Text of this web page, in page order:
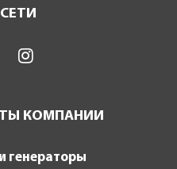
КОМПАНИИ
генераторы